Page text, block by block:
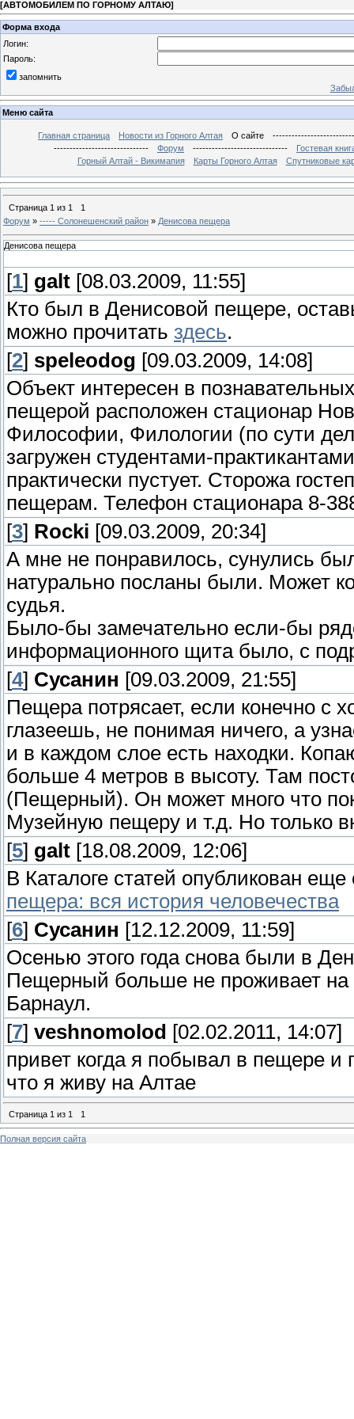
[АВТОМОБИЛЕМ ПО ГОРНОМУ АЛТАЮ]
Форма входа
Логин:
Пароль:
запомнить
Меню сайта
Главная страница Новости из Горного Алтая О сайте
------------------------------
Форум ------------------------------
Гостевая
Горный Алтай - Викимапия
Карты Горного Алтая Спутниковые
Страница 1 из 1
1
Форум » ----- Солонешенский район » Денисова пещера
Денисова пещера
[1] galt [08.03.2009, 11:55]
Кто был в Денисовой пещере,
можно прочитать здесь.
[2] speleodog [09.03.2009, 14:08]
Объект интересен в
пещерой расположен стационар
Философии, Филологии (по сути
загружен студентами-
практически пустует. Сторожа
пещерам. Телефон стационара 8-
[3] Rocki [09.03.2009, 20:34]
А мне не понравилось, сунулись
натурально посланы были. Может
судья.
Было-бы замечательно если-бы
информационного щита было, с
[4] Сусанин [09.03.2009, 21:55]
Пещера потрясает, если конечно с
глазеешь, не понимая ничего, а
и в каждом слое есть находки.
больше 4 метров в высоту. Там
(Пещерный). Он может много что
Музейную пещеру и т.д. Но только
[5] galt [18.08.2009, 12:06]
В Каталоге статей опубликован
пещера: вся история человечества
[6] Сусанин [12.12.2009, 11:59]
Осенью этого года снова были в
Пещерный больше не проживает на
Барнаул.
[7] veshnomolod [02.02.2011, 14:07]
привет когда я побывал в пещере и
что я живу на Алтае
Страница 1 из 1 1
Полная версия сайта